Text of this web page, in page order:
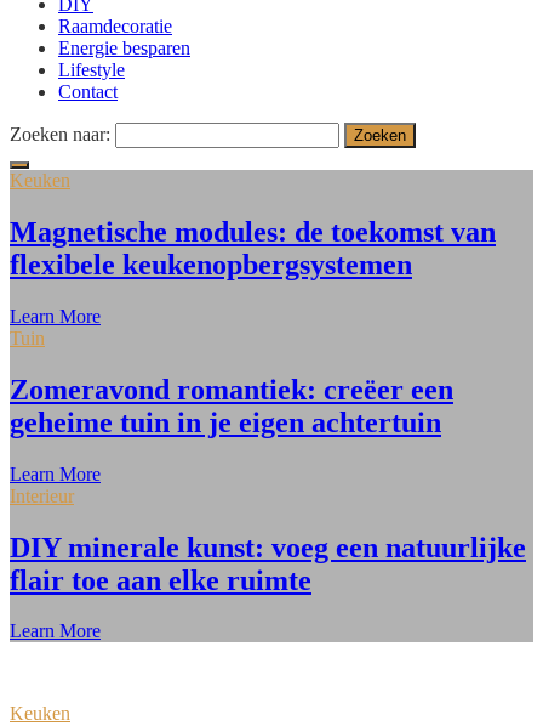
DIY
Raamdecoratie
Energie besparen
Lifestyle
Contact
Zoeken naar:
Keuken
Magnetische modules: de toekomst van
flexibele keukenopbergsystemen
Learn More
Tuin
Zomeravond romantiek: creëer een
geheime tuin in je eigen achtertuin
Learn More
Interieur
DIY minerale kunst: voeg een natuurlijke
flair toe aan elke ruimte
Learn More
Keuken